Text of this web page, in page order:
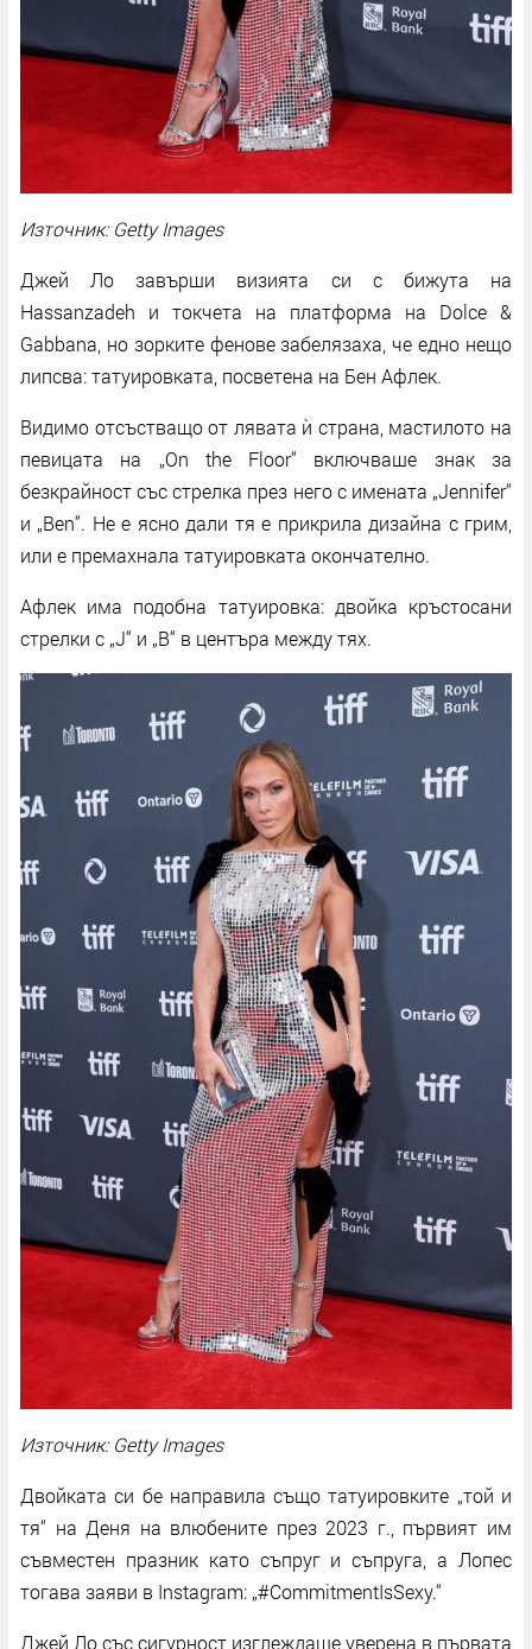
Източник: Getty Images
Джей Ло завърши визията си с бижута на
Hassanzadeh и токчета на платформа на Dolce &
Gabbana, но зорките фенове забелязаха, че едно нещо
липсва: татуировката, посветена на Бен Афлек.
Видимо отсъстващо от лявата ѝ страна, мастилото на
певицата на „On the Floor“ включваше знак за
безкрайност със стрелка през него с имената „Jennifer“
и „Ben“. Не е ясно дали тя е прикрила дизайна с грим,
или е премахнала татуировката окончателно.
Афлек има подобна татуировка: двойка кръстосани
стрелки с „J“ и „B“ в центъра между тях.
Източник: Getty Images
Двойката си бе направила също татуировките „той и
тя“ на Деня на влюбените през 2023 г., първият им
съвместен празник като съпруг и съпруга, а Лопес
тогава заяви в Instagram: „#CommitmentIsSexy.“
Джей Ло със сигурност изглеждаше уверена в първата